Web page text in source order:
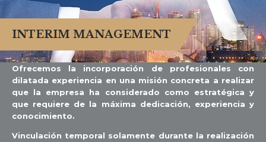
INTERIM MANAGEMENT
Ofrecemos la incorporación de profesionales con
dilatada experiencia en una misión concreta a realizar
que la empresa ha considerado como estratégica y
que requiere de la máxima dedicación, experiencia y
conocimiento.
Vinculación temporal solamente durante la realización